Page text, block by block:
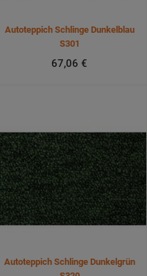
Autoteppich Schlinge Dunkelblau
S301
67,06 €
Autoteppich Schlinge Dunkelgrün